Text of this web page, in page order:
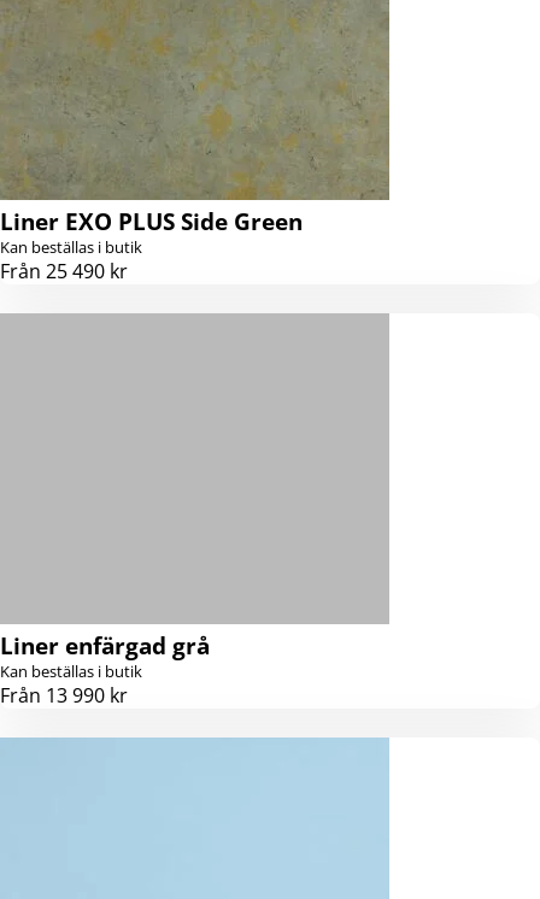
Liner EXO PLUS Side Green
Kan beställas i butik
Från 25 490 kr
Liner enfärgad grå
Kan beställas i butik
Från 13 990 kr